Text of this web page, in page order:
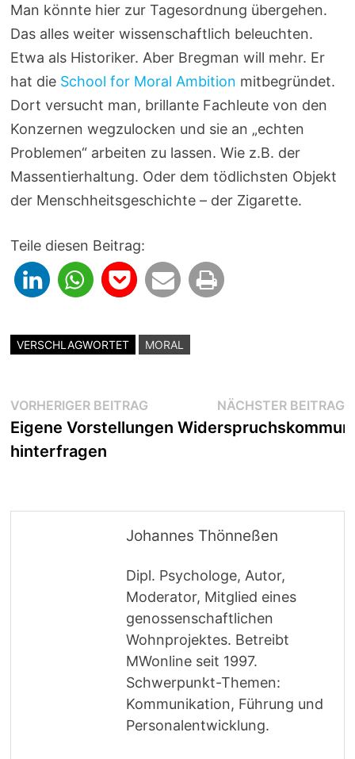
Man könnte hier zur Tagesordnung übergehen.
Das alles weiter wissenschaftlich beleuchten.
Etwa als Historiker. Aber Bregman will mehr. Er
hat die School for Moral Ambition mitbegründet.
Dort versucht man, brillante Fachleute von den
Konzernen wegzulocken und sie an „echten
Problemen“ arbeiten zu lassen. Wie z.B. der
Massentierhaltung. Oder dem tödlichsten Objekt
der Menschheitsgeschichte – der Zigarette.
Teile diesen Beitrag:
VERSCHLAGWORTET MORAL
Beitragsnavigation
VORHERIGER BEITRAG Vorheriger
Beitrag:
Eigene Vorstellungen
hinterfragen
NÄCHSTER BEITRAG
Johannes Thönneßen
Dipl. Psychologe, Autor,
Moderator, Mitglied eines
genossenschaftlichen
Wohnprojektes. Betreibt
MWonline seit 1997.
Schwerpunkt-Themen:
Kommunikation, Führung und
Personalentwicklung.